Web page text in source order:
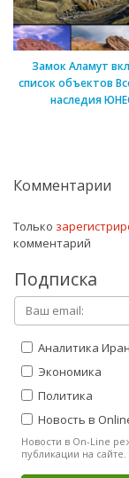
Замок Аламут
список объектов
наследия
Комментарии
Только
комментарий
Подписка
Аналитика
Экономика
Политика
Новость в
Новости в On-Line
публикации на